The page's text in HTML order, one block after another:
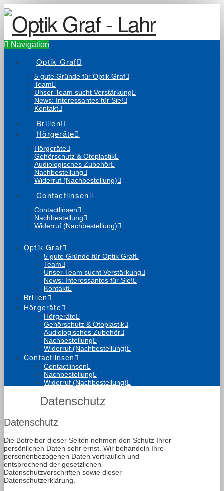
Navigation
Optik Graf
5 gute Gründe für Optik Graf
Team
Unser Team sucht Verstärkung
News: Interessantes für Sie!
Kontakt
Brillen
Hörgeräte
Hörgeräte
Gehörschutz & Otoplastik
Audiologisches Zubehör
Nachbestellung
Widerruf (Nachbestellung)
Contactlinsen
Contactlinsen
Nachbestellung
Widerruf (Nachbestellung)
Optik Graf
5 gute Gründe für Optik Graf
Team
Unser Team sucht Verstärkung
News: Interessantes für Sie!
Kontakt
Brillen
Hörgeräte
Hörgeräte
Gehörschutz & Otoplastik
Audiologisches Zubehör
Nachbestellung
Widerruf (Nachbestellung)
Contactlinsen
Contactlinsen
Nachbestellung
Widerruf (Nachbestellung)
Datenschutz
Datenschutz
Die Betreiber dieser Seiten nehmen den Schutz Ihrer
persönlichen Daten sehr ernst. Wir behandeln Ihre
personenbezogenen Daten vertraulich und
entsprechend der gesetzlichen
Datenschutzvorschriften sowie dieser
Datenschutzerklärung.